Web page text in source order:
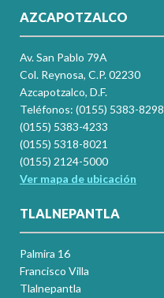
AZCAPOTZALCO
Av. San Pablo 79A
Col. Reynosa, C.P. 02230
Azcapotzalco, D.F.
Teléfonos: (0155) 5383-8298
(0155) 5383-4233
(0155) 5318-8021
(0155) 2124-5000
Ver mapa de ubicación
TLALNEPANTLA
Palmira 16
Francisco Villa
Tlalnepantla